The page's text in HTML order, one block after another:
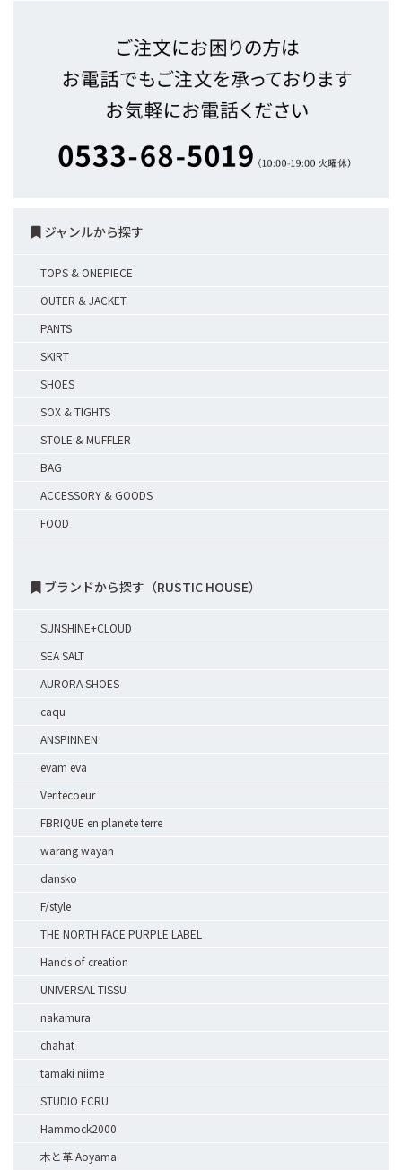
ジャンルから探す
TOPS & ONEPIECE
OUTER & JACKET
PANTS
SKIRT
SHOES
SOX & TIGHTS
STOLE & MUFFLER
BAG
ACCESSORY & GOODS
FOOD
ブランドから探す（RUSTIC HOUSE）
SUNSHINE+CLOUD
SEA SALT
AURORA SHOES
caqu
ANSPINNEN
evam eva
Veritecoeur
FBRIQUE en planete terre
warang wayan
dansko
F/style
THE NORTH FACE PURPLE LABEL
Hands of creation
UNIVERSAL TISSU
nakamura
chahat
tamaki niime
STUDIO ECRU
Hammock2000
木と革 Aoyama